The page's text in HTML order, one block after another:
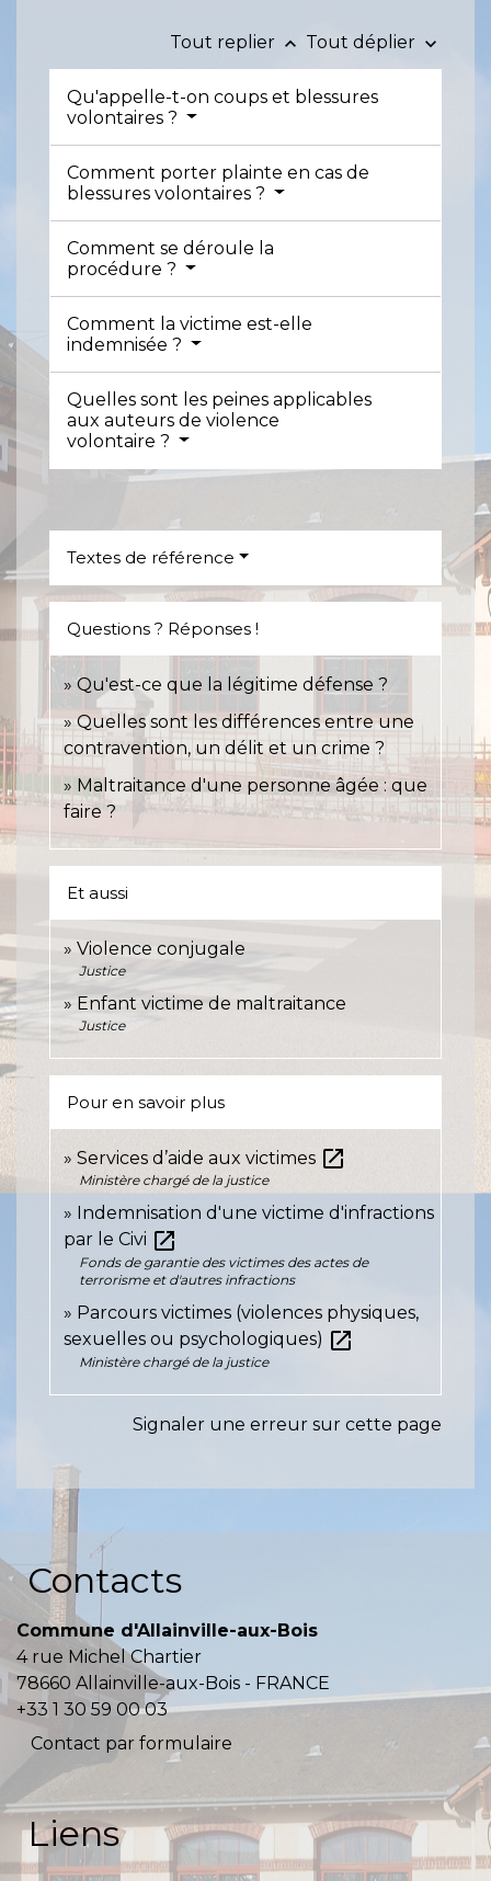
Tout replier keyboard_arrow_up Tout déplier keyboard_arrow_down
Qu'appelle-t-on coups et blessures
volontaires ?
Comment porter plainte en cas de
blessures volontaires ?
Comment se déroule la
procédure ?
Comment la victime est-elle
indemnisée ?
Quelles sont les peines applicables
aux auteurs de violence
volontaire ?
Textes de référence
Questions ? Réponses !
Qu'est-ce que la légitime défense ?
Quelles sont les différences entre une
contravention, un délit et un crime ?
Maltraitance d'une personne âgée : que
faire ?
Et aussi
Violence conjugale
Justice
Enfant victime de maltraitance
Justice
Pour en savoir plus
Services d’aide aux victimes open_in_new
Ministère chargé de la justice
Indemnisation d'une victime d'infractions
par le Civi open_in_new
Fonds de garantie des victimes des actes de
terrorisme et d'autres infractions
Parcours victimes (violences physiques,
sexuelles ou psychologiques) open_in_new
Ministère chargé de la justice
Signaler une erreur sur cette page
Contacts
Commune d'Allainville-aux-Bois
4 rue Michel Chartier
78660 Allainville-aux-Bois - FRANCE
+33 1 30 59 00 03
Contact par formulaire
Liens